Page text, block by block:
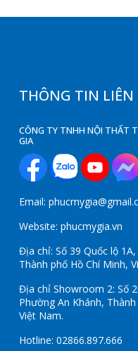
THÔNG TIN LIÊN
CÔNG TY TNHH NỘI THẤT
GIA
Email:
Website: phucmygia.vn
Địa chỉ: Số 39 Quốc lộ
Thành phố Hồ Chí Minh,
Địa chỉ Showroom 2: Số
Phường An Khánh,
Việt Nam.
Hotline: 02866.897.666